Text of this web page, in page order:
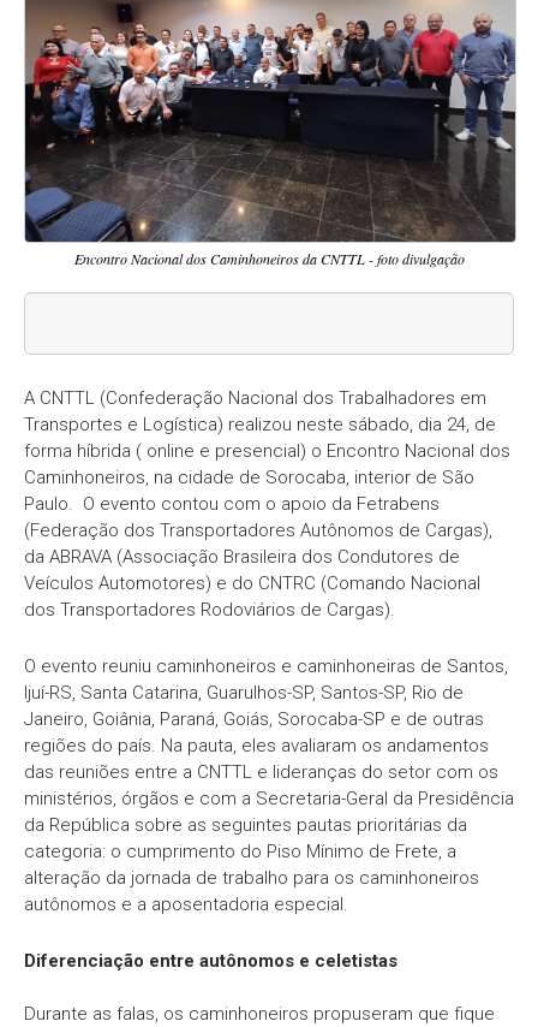
Encontro Nacional dos Caminhoneiros da CNTTL - foto divulgação
A CNTTL (Confederação Nacional dos Trabalhadores em
Transportes e Logística) realizou neste sábado, dia 24, de
forma híbrida ( online e presencial) o Encontro Nacional dos
Caminhoneiros, na cidade de Sorocaba, interior de São
Paulo. O evento contou com o apoio da Fetrabens
(Federação dos Transportadores Autônomos de Cargas),
da ABRAVA (Associação Brasileira dos Condutores de
Veículos Automotores) e do CNTRC (Comando Nacional
dos Transportadores Rodoviários de Cargas).
O evento reuniu caminhoneiros e caminhoneiras de Santos,
Ijuí-RS, Santa Catarina, Guarulhos-SP, Santos-SP, Rio de
Janeiro, Goiânia, Paraná, Goiás, Sorocaba-SP e de outras
regiões do país. Na pauta, eles avaliaram os andamentos
das reuniões entre a CNTTL e lideranças do setor com os
ministérios, órgãos e com a Secretaria-Geral da Presidência
da República sobre as seguintes pautas prioritárias da
categoria: o cumprimento do Piso Mínimo de Frete, a
alteração da jornada de trabalho para os caminhoneiros
autônomos e a aposentadoria especial.
Diferenciação entre autônomos e celetistas
Durante as falas, os caminhoneiros propuseram que fique